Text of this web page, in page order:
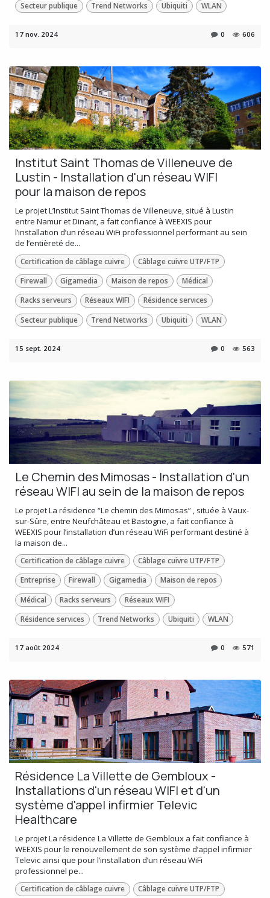
Secteur publique
Trend Networks Ubiquiti WLAN
17 nov. 2024 0 606
Institut Saint Thomas de Villeneuve de
Lustin - Installation d'un réseau WIFI
pour la maison de repos
Le projet L’Institut Saint Thomas de Villeneuve, situé à Lustin
entre Namur et Dinant, a fait confiance à WEEXIS pour
l’installation d’un réseau WiFi professionnel performant au sein
de l’entièreté de...
Certification de câblage cuivre
Câblage cuivre UTP/FTP
Firewall
Gigamedia Maison de repos
Médical
Racks serveurs
Réseaux WIFI
Résidence services
Secteur publique
Trend Networks Ubiquiti WLAN
15 sept. 2024 0 563
Le Chemin des Mimosas - Installation d'un
réseau WIFI au sein de la maison de repos
Le projet La résidence “Le chemin des Mimosas” , située à Vaux-
sur-Sûre, entre Neufchâteau et Bastogne, a fait confiance à
WEEXIS pour l’installation d’un réseau WiFi performant destiné à
la maison de...
Certification de câblage cuivre
Câblage cuivre UTP/FTP
Entreprise
Firewall Gigamedia
Maison de repos
Médical
Racks serveurs
Réseaux WIFI
Résidence services
Trend Networks Ubiquiti WLAN
17 août 2024 0 571
Résidence La Villette de Gembloux -
Installations d'un réseau WIFI et d'un
système d'appel infirmier Televic
Healthcare
Le projet La résidence La Villette de Gembloux a fait confiance à
WEEXIS pour le renouvellement de son système d’appel infirmier
Televic ainsi que pour l’installation d’un réseau WiFi
professionnel pe...
Certification de câblage cuivre Câblage cuivre UTP/FTP